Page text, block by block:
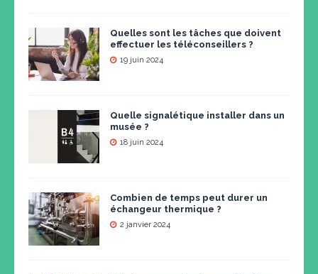
Quelles sont les tâches que doivent
effectuer les téléconseillers ?
19 juin 2024
Quelle signalétique installer dans un
musée ?
18 juin 2024
Combien de temps peut durer un
échangeur thermique ?
2 janvier 2024